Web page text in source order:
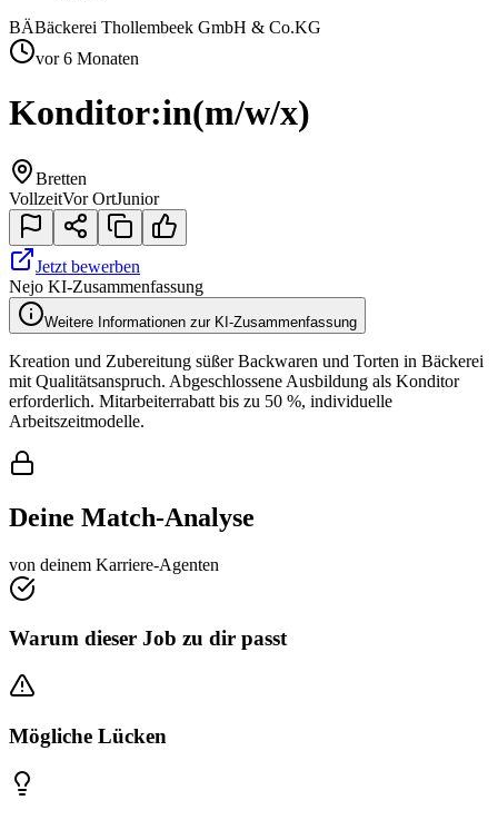
BÄBäckerei Thollembeek GmbH & Co.KG
vor 6 Monaten
Konditor:in(m/w/x)
Bretten
VollzeitVor OrtJunior
Jetzt bewerben
Nejo KI-Zusammenfassung
Weitere Informationen zur KI-Zusammenfassung
Kreation und Zubereitung süßer Backwaren und Torten in Bäckerei
mit Qualitätsanspruch. Abgeschlossene Ausbildung als Konditor
erforderlich. Mitarbeiterrabatt bis zu 50 %, individuelle
Arbeitszeitmodelle.
Deine Match-Analyse
von deinem Karriere-Agenten
Warum dieser Job zu dir passt
Mögliche Lücken